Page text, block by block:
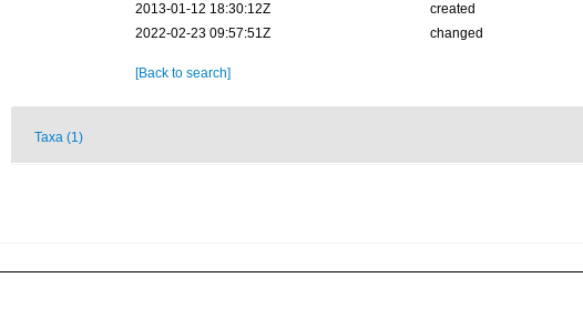
2013-01-12 18:30:12Z
created
2022-02-23 09:57:51Z
changed
[Back to search]
Taxa (1)